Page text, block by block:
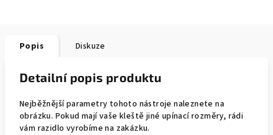
Popis Diskuze
Detailní popis produktu
Nejběžnější parametry tohoto nástroje naleznete na
obrázku. Pokud mají vaše kleště jiné upínací rozměry, rádi
vám razidlo vyrobíme na zakázku.